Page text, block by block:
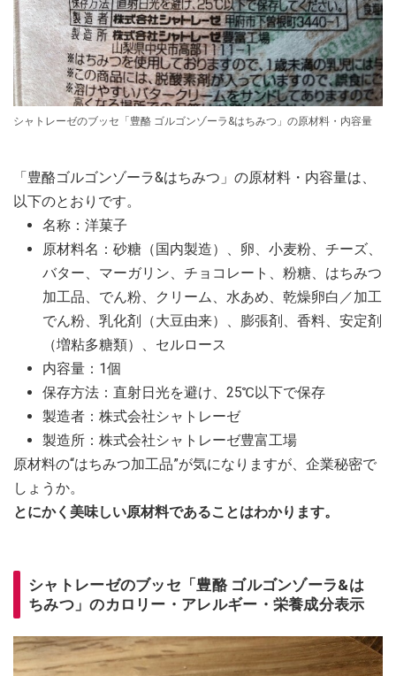
シャトレーゼのブッセ「豊酪 ゴルゴンゾーラ&はちみつ」の原材料・内容量
「豊酪ゴルゴンゾーラ&はちみつ」の原材料・内容量は、
以下のとおりです。
名称：洋菓子
原材料名：砂糖（国内製造）、卵、小麦粉、チーズ、
バター、マーガリン、チョコレート、粉糖、はちみつ
加工品、でん粉、クリーム、水あめ、乾燥卵白／加工
でん粉、乳化剤（大豆由来）、膨張剤、香料、安定剤
（増粘多糖類）、セルロース
内容量：1個
保存方法：直射日光を避け、25℃以下で保存
製造者：株式会社シャトレーゼ
製造所：株式会社シャトレーゼ豊富工場
原材料の“はちみつ加工品”が気になりますが、企業秘密で
しょうか。
とにかく美味しい原材料であることはわかります。
シャトレーゼのブッセ「豊酪 ゴルゴンゾーラ&は
ちみつ」のカロリー・アレルギー・栄養成分表示